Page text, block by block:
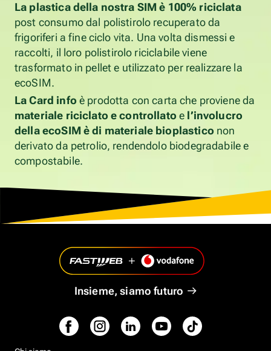
La plastica della nostra SIM è 100% riciclata
post consumo dal polistirolo recuperato da
frigoriferi a fine ciclo vita. Una volta dismessi e
raccolti, il loro polistirolo riciclabile viene
trasformato in pellet e utilizzato per realizzare la
ecoSIM.
La Card info è prodotta con carta che proviene da
materiale riciclato e controllato e l’involucro
della ecoSIM è di materiale bioplastico non
derivato da petrolio, rendendolo biodegradabile e
compostabile.
Insieme, siamo futuro